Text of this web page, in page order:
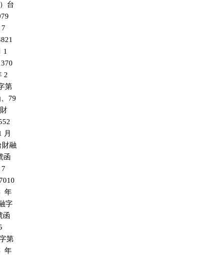
台
7
1
2
第
、79
月
財融
函
7
年
字
函
第
年